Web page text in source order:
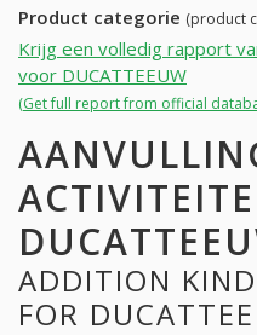
Product categorie (product
Krijg een volledig rapport
voor DUCATTEEUW
(Get full report from official
ADDITION
FOR